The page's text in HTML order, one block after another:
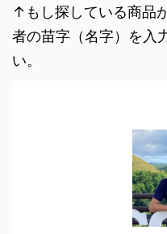
↑もし探している商品
者の苗字（名字）を入
い。